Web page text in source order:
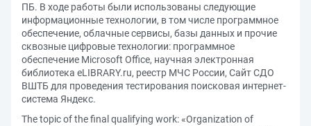
ПБ. В ходе работы были использованы следующие
информационные технологии, в том числе программное
обеспечение, облачные сервисы, базы данных и прочие
сквозные цифровые технологии: программное
обеспечение Microsoft Office, научная электронная
библиотека eLIBRARY.ru, реестр МЧС России, Сайт СДО
ВШТБ для проведения тестирования поисковая интернет-
система Яндекс.
The topic of the final qualifying work: «Organization of